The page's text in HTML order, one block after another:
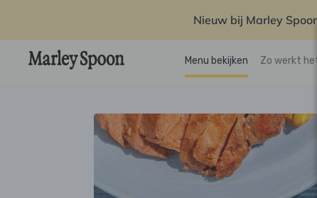
Nieuw bij Marley
Menu bekijken Zo werkt het